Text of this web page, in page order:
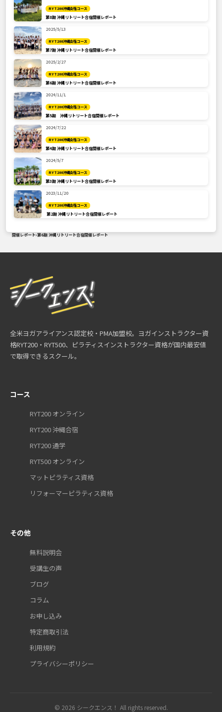
RYT200沖縄合宿コース
第8期 沖縄リトリート合宿開催レポート
2025/5/13
RYT200沖縄合宿コース
第7期 沖縄リトリート合宿開催レポート
2025/2/27
RYT200沖縄合宿コース
第6期 沖縄リトリート合宿開催レポート
2024/11/1
RYT200沖縄合宿コース
第5期 沖縄リトリート合宿開催レポート
2024/7/22
RYT200沖縄合宿コース
第4期 沖縄リトリート合宿開催レポート
2024/5/7
RYT200沖縄合宿コース
第3期 沖縄リトリート合宿開催レポート
2023/11/20
RYT200沖縄合宿コース
第2期 沖縄リトリート合宿開催レポート
開催レポート›第6期 沖縄リトリート合宿開催レポート
全米ヨガアライアンス認定校・PMA加盟校。ヨガインストラクター資
格RYT200・RYT500、ピラティスインストラクター資格が国内最安値
で取得できるスクール。
コース
RYT200 オンライン
RYT200 沖縄合宿
RYT200 通学
RYT500 オンライン
マットピラティス資格
リフォーマーピラティス資格
その他
無料説明会
受講生の声
ブログ
コラム
お申し込み
特定商取引法
利用規約
プライバシーポリシー
© 2026 シークエンス！ All rights reserved.